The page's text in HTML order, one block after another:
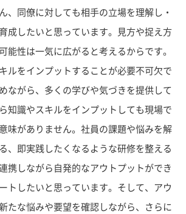
、同僚に対しても相手の立場を理解し・
成したいと思っています。見方や捉え方
能性は一気に広がると考えるからです。
ルをインプットすることが必要不可欠で
ながら、多くの学びや気づきを提供して
知識やスキルをインプットしても現場で
味がありません。社員の課題や悩みを解
、即実践したくなるような研修を整える
携しながら自発的なアウトプットができ
トしたいと思っています。そして、アウ
たな悩みや要望を確認しながら、さらに